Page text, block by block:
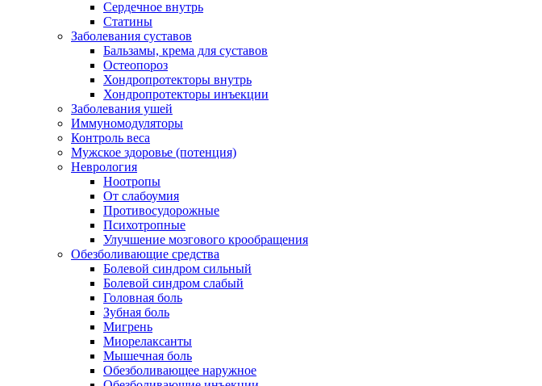
Сердечное внутрь
Статины
Заболевания суставов
Бальзамы, крема для суставов
Остеопороз
Хондропротекторы внутрь
Хондропротекторы инъекции
Заболевания ушей
Иммуномодуляторы
Контроль веса
Мужское здоровье (потенция)
Неврология
Ноотропы
От слабоумия
Противосудорожные
Психотропные
Улучшение мозгового крообращения
Обезболивающие средства
Болевой синдром сильный
Болевой синдром слабый
Головная боль
Зубная боль
Мигрень
Миорелаксанты
Мышечная боль
Обезболивающее наружное